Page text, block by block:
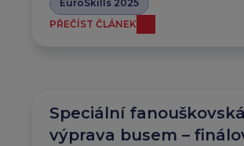
EuroSkills 2025
PŘEČÍST ČLÁNEK
Speciální fanouškovská
výprava busem –